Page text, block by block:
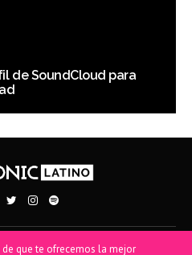
de SoundCloud para
que te ofrecemos la mejor